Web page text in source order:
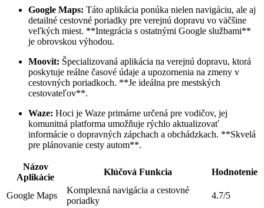
Google Maps: Táto aplikácia ponúka nielen navigáciu, ale aj
detailné cestovné poriadky pre verejnú dopravu vo väčšine
veľkých miest. **Integrácia s ostatnými Google službami**
je obrovskou výhodou.
Moovit: Špecializovaná aplikácia na verejnú dopravu, ktorá
poskytuje reálne časové údaje a upozornenia na zmeny v
cestovných poriadkoch. **Je ideálna pre mestských
cestovateľov**.
Waze: Hoci je Waze primárne určená pre vodičov, jej
komunitná platforma umožňuje rýchlo aktualizovať
informácie o dopravných zápchach a obchádzkach. **Skvelá
pre plánovanie cesty autom**.
Názov
Aplikácie
Klúčová Funkcia Hodnotenie
Google Maps
Komplexná navigácia a cestovné
poriadky
4.7/5